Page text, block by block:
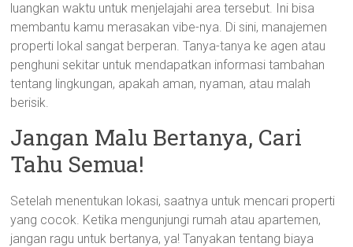
luangkan waktu untuk menjelajahi area tersebut. Ini bisa
membantu kamu merasakan vibe-nya. Di sini, manajemen
properti lokal sangat berperan. Tanya-tanya ke agen atau
penghuni sekitar untuk mendapatkan informasi tambahan
tentang lingkungan, apakah aman, nyaman, atau malah
berisik.
Jangan Malu Bertanya, Cari
Tahu Semua!
Setelah menentukan lokasi, saatnya untuk mencari properti
yang cocok. Ketika mengunjungi rumah atau apartemen,
jangan ragu untuk bertanya, ya! Tanyakan tentang biaya